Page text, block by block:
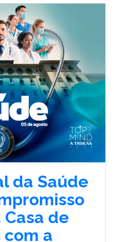
da Saúde
de
com a